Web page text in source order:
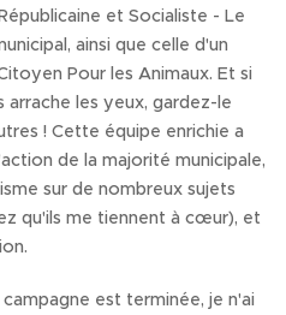
et Socialiste - Le
ainsi que celle d'un
Pour les Animaux. Et si
les yeux, gardez-le
! Cette équipe enrichie a
de la majorité municipale,
sur de nombreux sujets
qu'ils me tiennent à cœur), et
est terminée, je n'ai